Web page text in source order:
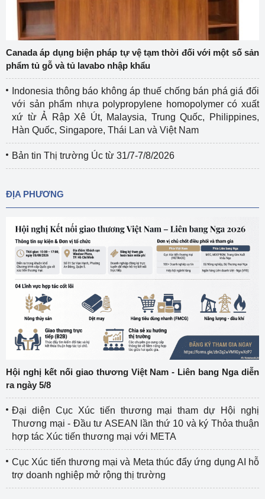
Canada áp dụng biện pháp tự vệ tạm thời đối với một số sản
phẩm tủ gỗ và tủ lavabo nhập khẩu
Indonesia thông báo không áp thuế chống bán phá giá đối
với sản phẩm nhựa polypropylene homopolymer có xuất
xứ từ Ả Rập Xê Út, Malaysia, Trung Quốc, Philippines,
Hàn Quốc, Singapore, Thái Lan và Việt Nam
Bản tin Thị trường Úc từ 31/7-7/8/2026
ĐỊA PHƯƠNG
Hội nghị kết nối giao thương Việt Nam - Liên bang Nga diễn
ra ngày 5/8
Đại diện Cục Xúc tiến thương mại tham dự Hội nghị
Thương mại - Đầu tư ASEAN lần thứ 10 và ký Thỏa thuận
hợp tác Xúc tiến thương mại với META
Cục Xúc tiến thương mại và Meta thúc đẩy ứng dụng AI hỗ
trợ doanh nghiệp mở rộng thị trường